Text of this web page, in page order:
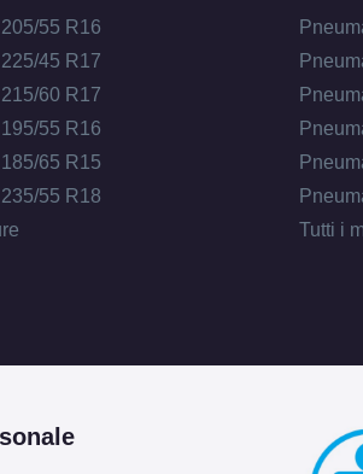
B
55 R16
45 R17
60 R17
55 R16
65 R15
55 R18
Tutti i